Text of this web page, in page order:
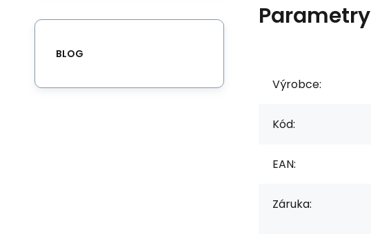
Parametry
Výrobce:
Kód:
EAN:
Záruka:
BLOG